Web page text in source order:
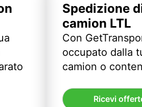
Spedizione
camion LTL
Con
occupato dalla
camion o
Ricevi